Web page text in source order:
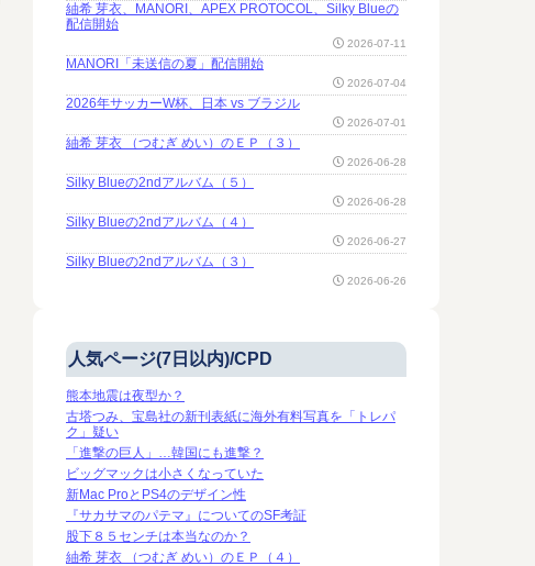
紬希 芽衣、MANORI、APEX PROTOCOL、Silky Blueの
配信開始
2026-07-11
MANORI「未送信の夏」配信開始
2026-07-04
2026年サッカーW杯、日本 vs ブラジル
2026-07-01
紬希 芽衣 （つむぎ めい）のＥＰ（３）
2026-06-28
Silky Blueの2ndアルバム（５）
2026-06-28
Silky Blueの2ndアルバム（４）
2026-06-27
Silky Blueの2ndアルバム（３）
2026-06-26
人気ページ(7日以内)/CPD
熊本地震は夜型か？
古塔つみ、宝島社の新刊表紙に海外有料写真を「トレパ
ク」疑い
「進撃の巨人」…韓国にも進撃？
ビッグマックは小さくなっていた
新Mac ProとPS4のデザイン性
『サカサマのパテマ』についてのSF考証
股下８５センチは本当なのか？
紬希 芽衣 （つむぎ めい）のＥＰ（４）